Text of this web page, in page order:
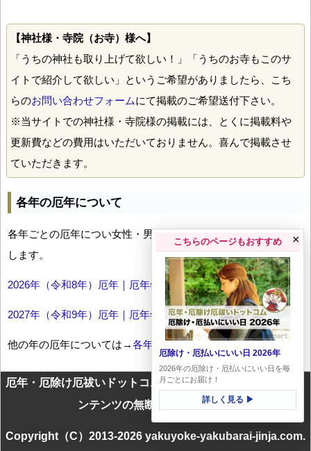
【神社様・寺院（お寺）様へ】
「うちの神社も取り上げて欲しい！」「うちのお寺もこのサ
イトで紹介して欲しい」というご希望がありましたら、こち
らのお問い合わせフォームにて掲載のご希望送付下さい。
※当サイトでの神社様・寺院様の掲載には、とくに掲載料や
更新費などの費用はいただいておりません。喜んで掲載させ
ていただきます。
各年の厄年について
各年ごとの厄年につい女性・男性の年齢早見表とともにお伝え
します。
2026年（令和8年）厄年｜厄年年齢早見表
2027年（令和9年）厄年｜厄年年齢早見表
他の年の厄年については→各年厄年一覧
厄年・厄除け厄祓いドットコムに掲載のテキスト・画像等コ
ンテンツの無断転載を禁じます
Copyright（C）2013-2026 yakuyoke-yakubarai-jinja.com.
こちらのページもおすすめ
厄除け・厄払いにいい日 2026年
2026年の厄除け・厄払いにいい日を毎
月ごとにお届け！
詳しく見る ▶
×